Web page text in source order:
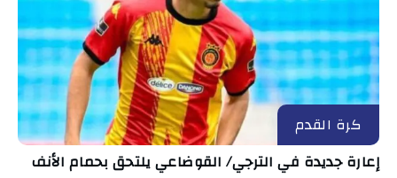
كرة القدم
إعارة جديدة في الترجي/ القوضاعي يلتحق بحمام الأنف